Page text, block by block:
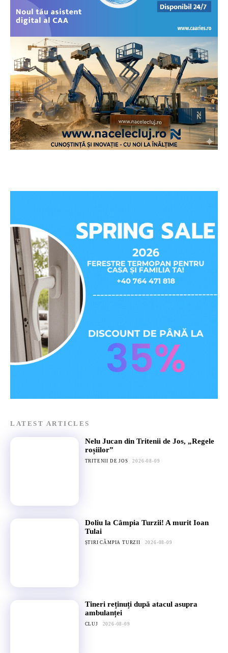
LATEST ARTICLES
Nelu Jucan din Tritenii de Jos, „Regele
roșiilor”
TRITENII DE JOS 2026-08-09
Doliu la Câmpia Turzii! A murit Ioan
Tulai
ȘTIRI CÂMPIA TURZII 2026-08-09
Tineri reținuți după atacul asupra
ambulanței
CLUJ 2026-08-09